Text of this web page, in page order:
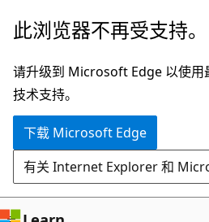
跳
主
要
内
此浏览器不再受支持。
请升级到 Microsoft Edge 以使用
技术支持。
下载 Microsoft Edge
有关 Internet Explorer 和